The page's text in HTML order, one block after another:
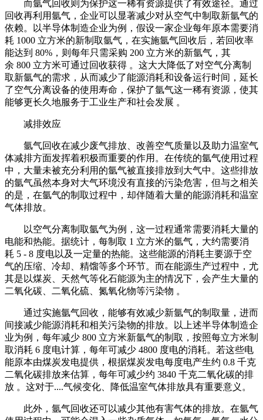
而氩气回收则为保护这一稀有资源提供了有效途径。通过
回收再利用氩气，企业可以显著减少对从空气中制取新氩气的
依赖。以半导体制造企业为例，假设一家企业每年原本需要消
耗 1000 立方米的新制取氩气，在实施氩气回收后，若回收率
能达到 80%，则每年只需采购 200 立方米的新氩气，其
余 800 立方米可通过回收获得 。这大大降低了对空气分离制
取新氩气的需求，从而减少了能源消耗和设备运行时间，延长
了空气分离设备的使用寿命，保护了氩气这一稀有资源，使其
能够更长久地服务于工业生产和社会发展 。
减排效应
氩气回收在减少废气排放、改善空气质量以及助力温室气
体减排方面发挥着积极而重要的作用。在传统的氩气使用过程
中，大量未被充分利用的氩气被直接排放到大气中。这些排放
的氩气虽然本身对大气环境没有直接的污染危害，但与之相关
的是，在氩气的制取过程中，却伴随着大量的能源消耗和温室
气体排放。
以空气分离制取氩气为例，这一过程通常需要消耗大量的
电能和热能。据统计，每制取 1 立方米的氩气，大约需要消
耗 5 - 8 度电以及一定量的热能。这些能源的消耗主要源于空
气的压缩、冷却、精馏等多个环节。而在能源生产过程中，尤
其是以煤炭、天然气等化石能源为主的情况下，会产生大量的
二氧化碳、二氧化硫、氮氧化物等污染物 。
通过实施氩气回收，能够有效减少新氩气的制取量，进而
间接减少能源消耗和相关污染物的排放。以上述半导体制造企
业为例，每年减少 800 立方米新氩气的制取，按照每立方米制
取消耗 6 度电计算，每年可减少 4800 度电的消耗。若这些电
能原本由煤炭发电提供，根据煤炭发电每度电产生约 0.8 千克
二氧化碳排放来估算，每年可减少约 3840 千克二氧化碳的排
放 。这对于....气候变化、降低温室气体排放具有重要意义。
此外，氩气回收还可以减少其他有害气体的排放。在氩气